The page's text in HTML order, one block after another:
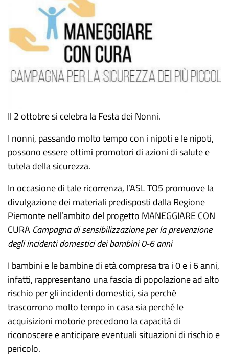
Il 2 ottobre si celebra la Festa dei Nonni.
I nonni, passando molto tempo con i nipoti e le nipoti,
possono essere ottimi promotori di azioni di salute e
tutela della sicurezza.
In occasione di tale ricorrenza, l’ASL TO5 promuove la
divulgazione dei materiali predisposti dalla Regione
Piemonte nell’ambito del progetto MANEGGIARE CON
CURA Campagna di sensibilizzazione per la prevenzione
degli incidenti domestici dei bambini 0-6 anni
I bambini e le bambine di età compresa tra i 0 e i 6 anni,
infatti, rappresentano una fascia di popolazione ad alto
rischio per gli incidenti domestici, sia perché
trascorrono molto tempo in casa sia perché le
acquisizioni motorie precedono la capacità di
riconoscere e anticipare eventuali situazioni di rischio e
pericolo.